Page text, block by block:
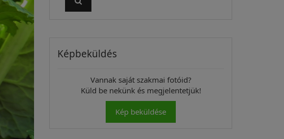
Képbeküldés
Vannak saját szakmai fotóid?
Küld be nekünk és megjelentetjük!
Kép beküldése